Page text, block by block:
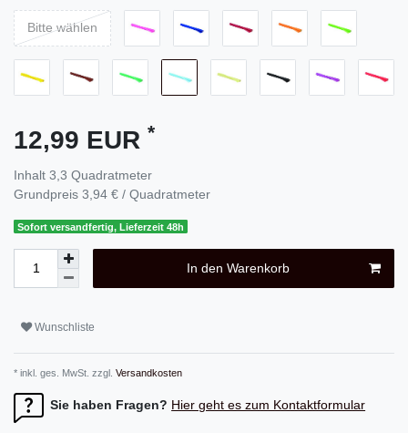
Bitte wählen
12,99 EUR *
Inhalt 3,3 Quadratmeter
Grundpreis 3,94 € / Quadratmeter
Sofort versandfertig, Lieferzeit 48h
In den Warenkorb
Wunschliste
* inkl. ges. MwSt. zzgl. Versandkosten
Sie haben Fragen? Hier geht es zum Kontaktformular